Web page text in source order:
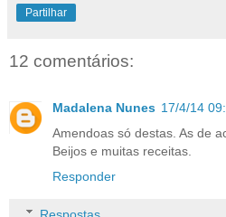
Partilhar
12 comentários:
Madalena Nunes 17/4/14
Amendoas só destas. As de
Beijos e muitas receitas.
Responder
Respostas